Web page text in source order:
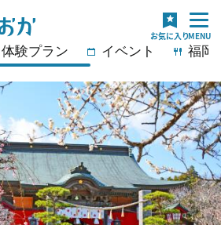
体験プラン イベント 福岡